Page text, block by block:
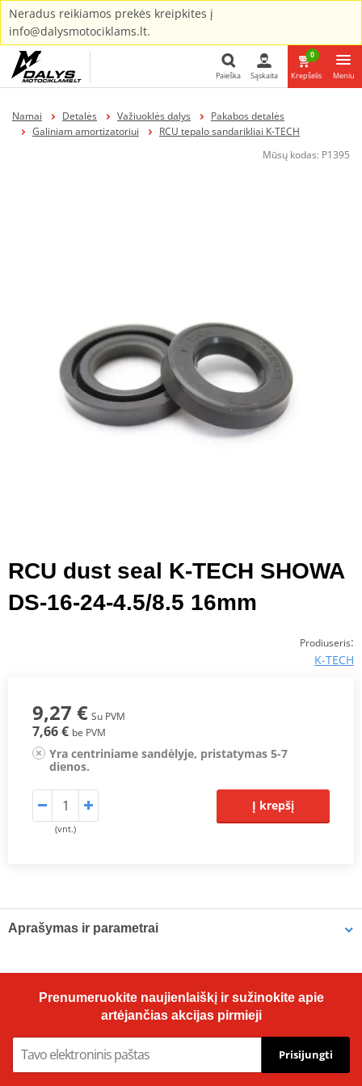
Neradus reikiamos prekės kreipkites į
info@dalysmotociklams.lt.
Paieška Sąskaita
0
Krepšelis Meniu
Namai Detalės Važiuoklės dalys
Pakabos detalės
Galiniam amortizatoriui
RCU tepalo sandarikliai K-TECH
Mūsų kodas: P1395
RCU dust seal K-TECH SHOWA
DS-16-24-4.5/8.5 16mm
Prodiuseris:
K-TECH
9,27 € Su PVM
7,66 € be PVM
Yra centriniame sandėlyje, pristatymas 5-7
dienos.
(vnt.)
Į krepšį
Aprašymas ir parametrai
K-Tech RCU dust seals are a direct replacement for the original
Prenumeruokite naujienlaiškį ir sužinokite apie
artėjančias akcijas pirmieji
Prisijungti